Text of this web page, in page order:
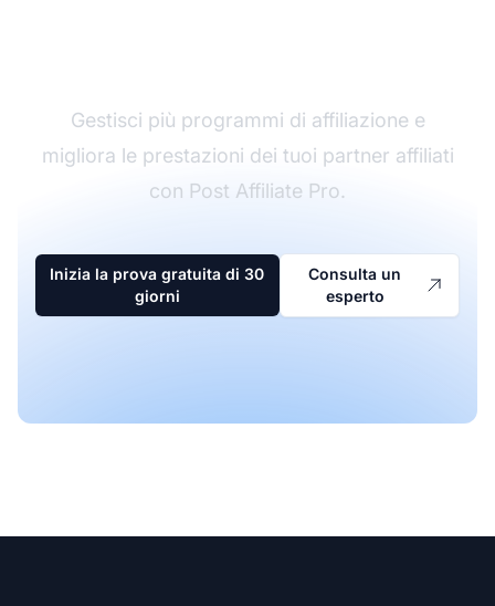
Gestisci più programmi di affiliazione e
migliora le prestazioni dei tuoi partner affiliati
con Post Affiliate Pro.
Inizia la prova gratuita di 30
giorni
Consulta un
esperto